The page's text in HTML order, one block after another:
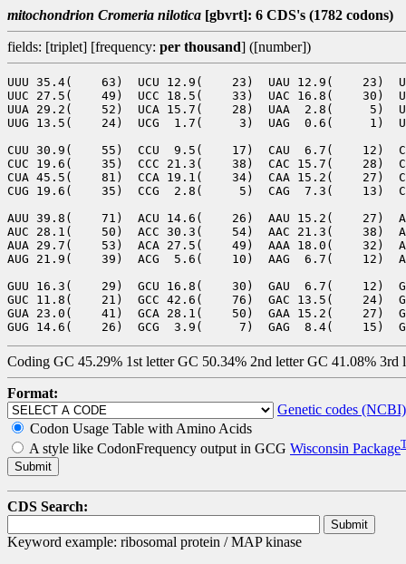
mitochondrion Cromeria nilotica [gbvrt]: 6 CDS's (1782 codons)
fields: [triplet] [frequency: per thousand] ([number])
UUU 35.4(    63)  UCU 12.9(    23)  UAU 12.9(    23)
UUC 27.5(    49)  UCC 18.5(    33)  UAC 16.8(    30)
UUA 29.2(    52)  UCA 15.7(    28)  UAA  2.8(     5)
UUG 13.5(    24)  UCG  1.7(     3)  UAG  0.6(     1)
CUU 30.9(    55)  CCU  9.5(    17)  CAU  6.7(    12)
CUC 19.6(    35)  CCC 21.3(    38)  CAC 15.7(    28)
CUA 45.5(    81)  CCA 19.1(    34)  CAA 15.2(    27)
CUG 19.6(    35)  CCG  2.8(     5)  CAG  7.3(    13)
AUU 39.8(    71)  ACU 14.6(    26)  AAU 15.2(    27)
AUC 28.1(    50)  ACC 30.3(    54)  AAC 21.3(    38)
AUA 29.7(    53)  ACA 27.5(    49)  AAA 18.0(    32)
AUG 21.9(    39)  ACG  5.6(    10)  AAG  6.7(    12)
GUU 16.3(    29)  GCU 16.8(    30)  GAU  6.7(    12)
GUC 11.8(    21)  GCC 42.6(    76)  GAC 13.5(    24)
GUA 23.0(    41)  GCA 28.1(    50)  GAA 15.2(    27)
Coding GC 45.29% 1st letter GC 50.34% 2nd letter GC 41.08% 3rd
Format:
Genetic codes (NCBI)
Codon Usage Table with Amino Acids
A style like CodonFrequency output in GCG Wisconsin Package
CDS Search:
Keyword example: ribosomal protein / MAP kinase